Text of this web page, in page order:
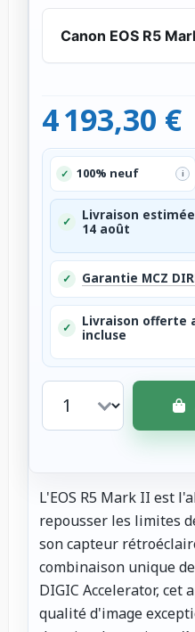
Canon EOS R5
4 193,30 €
✓ 100% neuf i
✓
Livraison
14 août
✓ Garantie MCZ
✓
Livraison offerte
incluse
L'EOS R5 Mark II est
repousser les limites
son capteur
combinaison unique
DIGIC Accelerator,
qualité d'image